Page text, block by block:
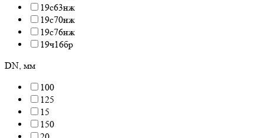
19с63нж
19с70нж
19с76нж
19ч16бр
DN, мм
100
125
15
150